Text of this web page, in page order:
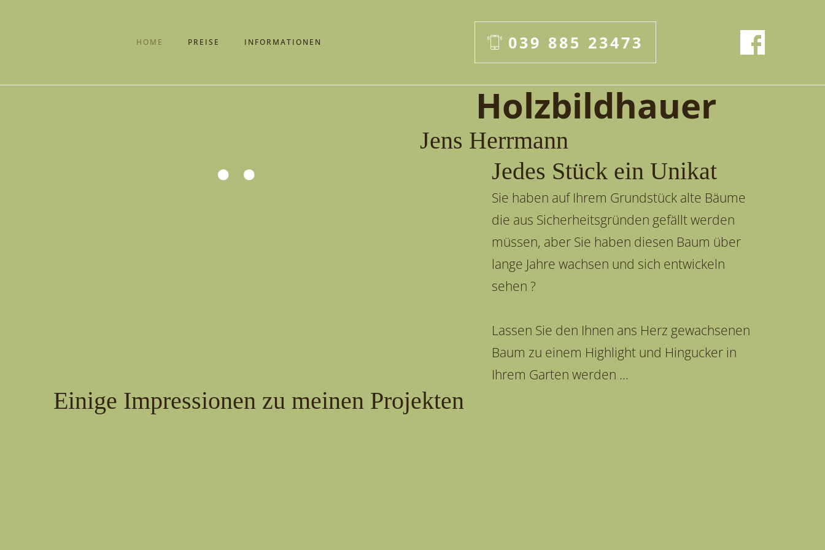
HOME PREISE INFORMATIONEN 039 885 23473
Holzbildhauer
Jens Herrmann
Jedes Stück ein Unikat
Sie haben auf Ihrem Grundstück alte Bäume
die aus Sicherheitsgründen gefällt werden
müssen, aber Sie haben diesen Baum über
lange Jahre wachsen und sich entwickeln
sehen ?
Lassen Sie den Ihnen ans Herz gewachsenen
Baum zu einem Highlight und Hingucker in
Ihrem Garten werden ...
Einige Impressionen zu meinen Projekten